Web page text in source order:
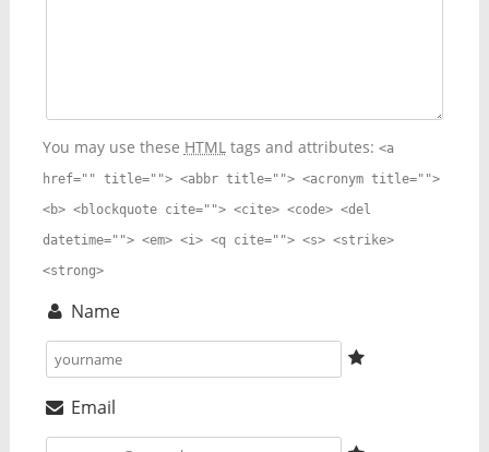
You may use these HTMLtags and attributes: <a
href="" title=""> <abbr title=""> <acronym title="">
<b> <blockquote cite=""> <cite> <code> <del
datetime=""> <em> <i> <q cite=""> <s> <strike>
<strong>
Name
Email